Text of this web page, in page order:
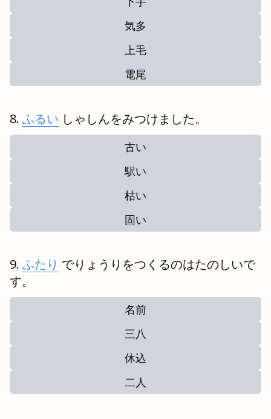
気多
上毛
電尾
ふるい しゃしんをみつけました。
古い
駅い
枯い
固い
ふたり でりょうりをつくるのはたのしいで
す。
名前
三八
休込
二人